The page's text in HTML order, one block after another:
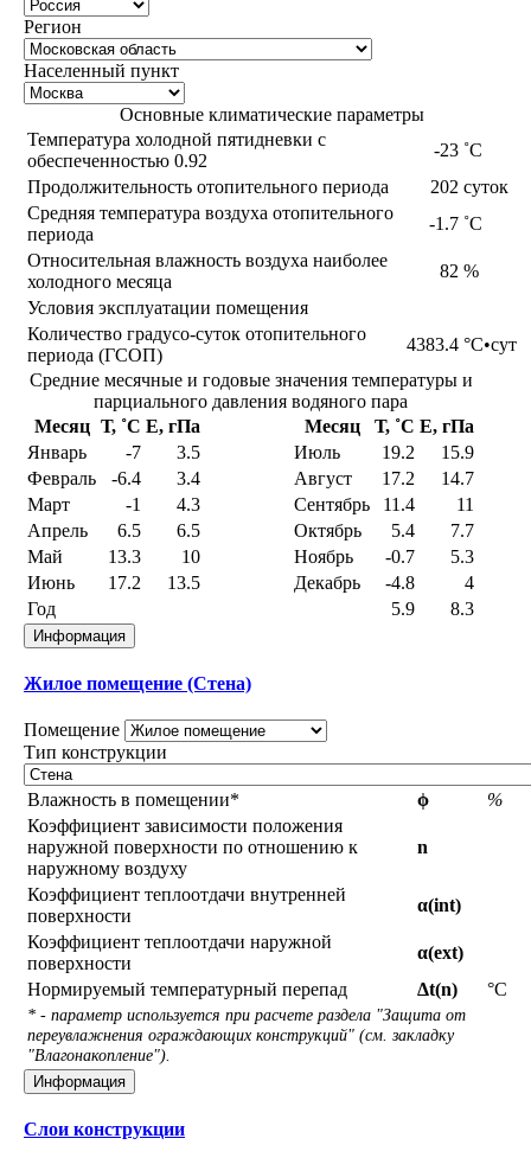
Регион
Населенный пункт
Основные климатические параметры
Температура холодной пятидневки с
обеспеченностью 0.92
-23 ˚С
Продолжительность отопительного периода
202 суток
Средняя температура воздуха отопительного
периода
-1.7 ˚С
Относительная влажность воздуха наиболее
холодного месяца
82 %
Условия эксплуатации помещения
Количество градусо-суток отопительного
периода (ГСОП)
4383.4 °С•сут
Средние месячные и годовые значения температуры и
парциального давления водяного пара
Месяц Т, ˚С E, гПа Месяц Т, ˚С E, гПа
Январь
-7 3.5 Июль 19.2
15.9
Февраль
-6.4 3.4 Август 17.2
14.7
Март
-1 4.3 Сентябрь 11.4
11
Апрель
6.5 6.5 Октябрь 5.4
7.7
Май
13.3 10 Ноябрь -0.7
5.3
Июнь
17.2 13.5 Декабрь -4.8
4
Год
5.9 8.3
Информация
Жилое помещение (Стена)
Помещение
Тип конструкции
Влажность в помещении* ϕ
%
Коэффициент зависимости положения
наружной поверхности по отношению к
наружному воздуху
n
Коэффициент теплоотдачи внутренней
поверхности
α(int)
Коэффициент теплоотдачи наружной
поверхности
α(ext)
Нормируемый температурный перепад
Δt(n) °С
* - параметр используется при расчете раздела "Защита от
переувлажнения ограждающих конструкций" (см. закладку
"Влагонакопление").
Информация
Слои конструкции